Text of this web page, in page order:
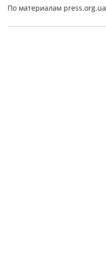
По материалам press.org.ua